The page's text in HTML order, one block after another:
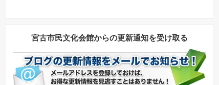
宮古市民文化会館からの更新通知を受け取る